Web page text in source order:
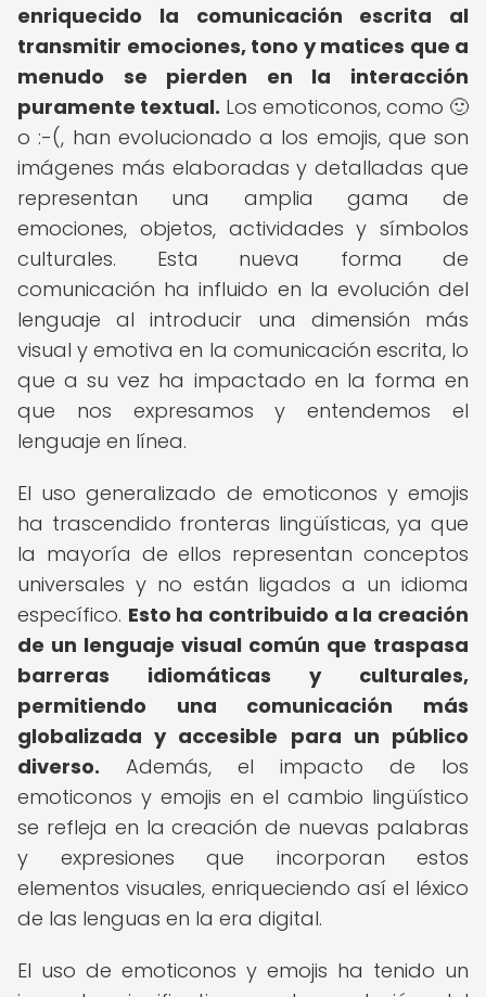
enriquecido la comunicación escrita al
transmitir emociones, tono y matices que a
menudo se pierden en la interacción
puramente textual. Los emoticonos, como 🙂
o :-(, han evolucionado a los emojis, que son
imágenes más elaboradas y detalladas que
representan una amplia gama de
emociones, objetos, actividades y símbolos
culturales. Esta nueva forma de
comunicación ha influido en la evolución del
lenguaje al introducir una dimensión más
visual y emotiva en la comunicación escrita, lo
que a su vez ha impactado en la forma en
que nos expresamos y entendemos el
lenguaje en línea.
El uso generalizado de emoticonos y emojis
ha trascendido fronteras lingüísticas, ya que
la mayoría de ellos representan conceptos
universales y no están ligados a un idioma
específico. Esto ha contribuido a la creación
de un lenguaje visual común que traspasa
barreras idiomáticas y culturales,
permitiendo una comunicación más
globalizada y accesible para un público
diverso. Además, el impacto de los
emoticonos y emojis en el cambio lingüístico
se refleja en la creación de nuevas palabras
y expresiones que incorporan estos
elementos visuales, enriqueciendo así el léxico
de las lenguas en la era digital.
El uso de emoticonos y emojis ha tenido un